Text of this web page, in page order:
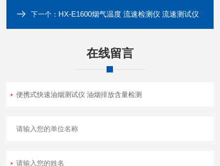
下一个： HX-E1600烟气温度 流速检测仪 流速测试仪
在线留言